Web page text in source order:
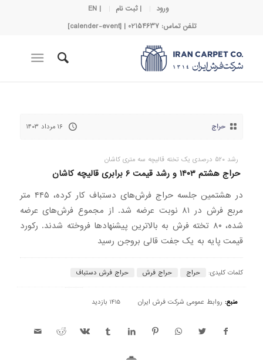
ورود | ثبت نام
| EN
تلفن تماس: 02154637 | [calender-event]
حراج ۱۶ مرداد ۱۴۰۳
رشد ۵۲۰ درصدی یک تخته قالیچه سه متری کاشان
حراج هشتم ۱۴۰۳ و رشد قیمت ۶ برابری قالیچه کاشان
در هشتمین جلسه حراج فرش‌های دستباف کار کرده، ۴۴۵ متر
مربع فرش در ۸۱ نوبت عرضه شد. از مجموع فرش‌های عرضه
شده، ۸۰ تخته فرش به بالاترین پیشنهادها فروخته شدند. رکورد
قیمت پایه به یک جفت قالی بروجن رسید
کلمات کلیدی: حراج حراج فرش حراج فرش دستباف
منبع: روابط عمومی شرکت فرش ایران 1415 بازدید